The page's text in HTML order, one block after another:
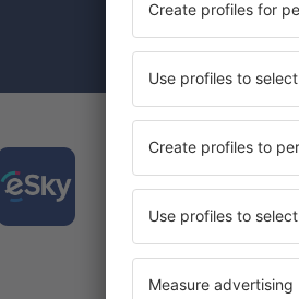
Zaznačením políčka pro
Stáhněte si
a plánujte
Nejlépe hodnocená
Každý den nové